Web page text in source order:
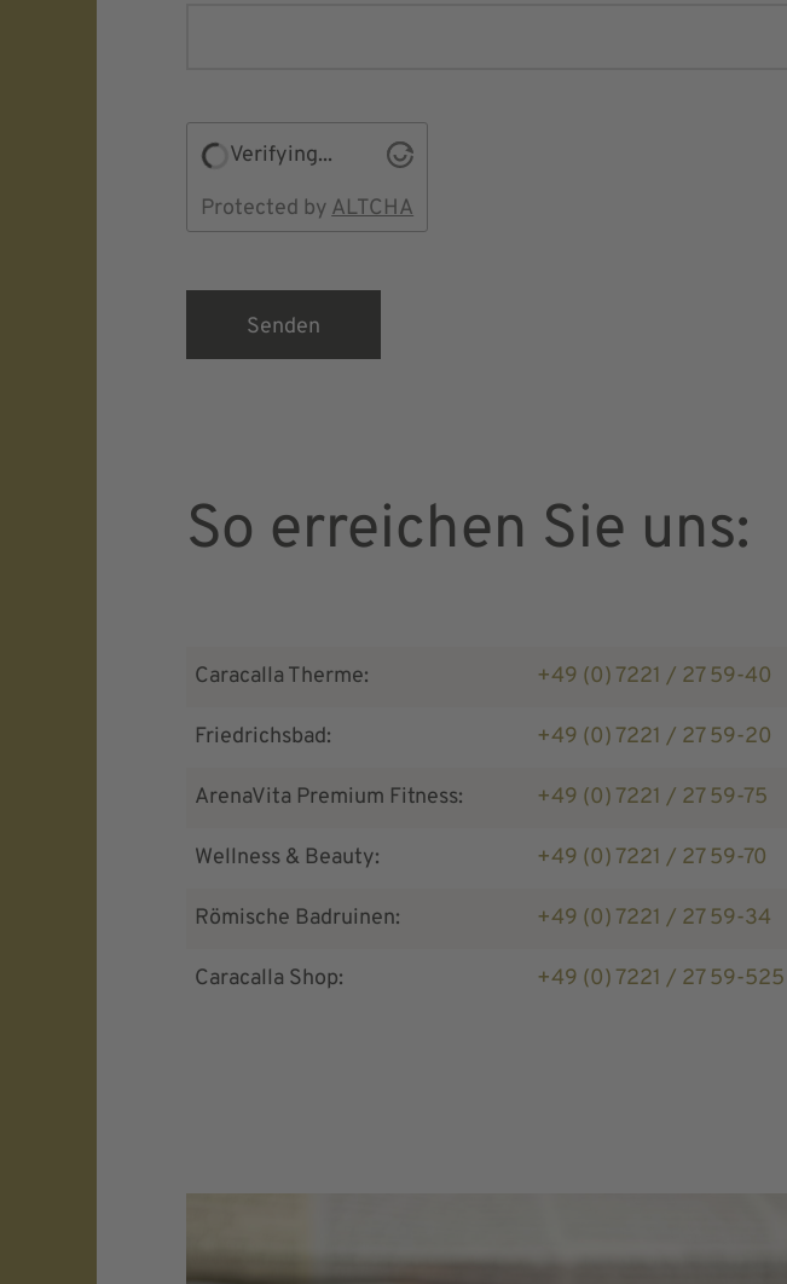
Verifying...
Protected byALTCHA
So erreichen Sie uns:
Caracalla Therme: +49 (0) 7221 / 27 59-40
Friedrichsbad: +49 (0) 7221 / 27 59-20
ArenaVita Premium Fitness: +49 (0) 7221 / 27 59-75
Wellness & Beauty: +49 (0) 7221 / 27 59-70
Römische Badruinen: +49 (0) 7221 / 27 59-34
Caracalla Shop: +49 (0) 7221 / 27 59-525